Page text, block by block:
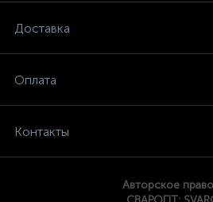
Доставка
Оплата
Контакты
Авторское